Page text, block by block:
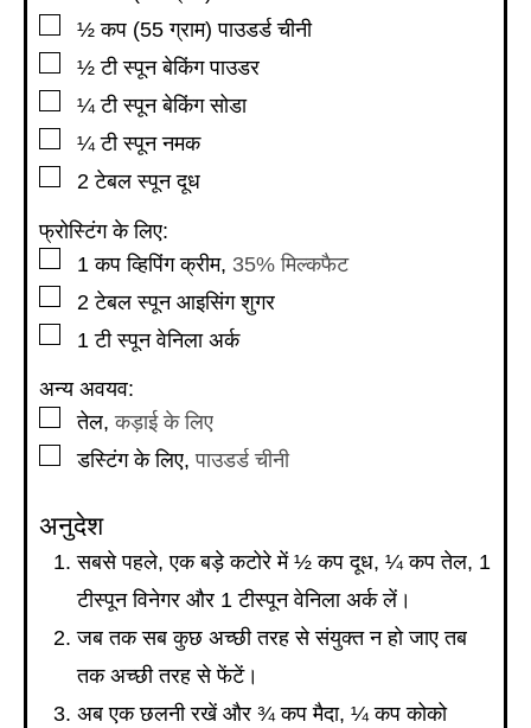
▢
½ कप (55 ग्राम) पाउडर्ड चीनी
▢
½ टी स्पून बेकिंग पाउडर
▢
¼ टी स्पून बेकिंग सोडा
▢
¼ टी स्पून नमक
▢
2 टेबल स्पून दूध
फ्रोस्टिंग के लिए:
▢
1 कप व्हिपिंग क्रीम, 35% मिल्कफैट
▢
2 टेबल स्पून आइसिंग शुगर
▢
1 टी स्पून वेनिला अर्क
अन्य अवयव:
▢
तेल,कड़ाई के लिए
▢
डस्टिंग के लिए,पाउडर्ड चीनी
अनुदेश
सबसे पहले, एक बड़े कटोरे में ½ कप दूध, ¼ कप तेल, 1
टीस्पून विनेगर और 1 टीस्पून वेनिला अर्क लें।
जब तक सब कुछ अच्छी तरह से संयुक्त न हो जाए तब
तक अच्छी तरह से फेंटें।
अब एक छलनी रखें और ¾ कप मैदा, ¼ कप कोको